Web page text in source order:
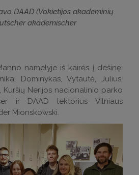
DAAD (Vokietijos akademinių
akademischer
namelyje iš kairės į dešinę:
Dominykas, Vytautė, Julius,
Kuršių Nerijos nacionalinio parko
ir DAAD lektorius Vilniaus
Mionskowski.